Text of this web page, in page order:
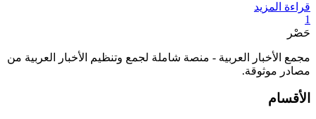
قراءة المزيد
1
حَصْر
مجمع الأخبار العربية - منصة شاملة لجمع وتنظيم الأخبار العربية من
مصادر موثوقة.
الأقسام